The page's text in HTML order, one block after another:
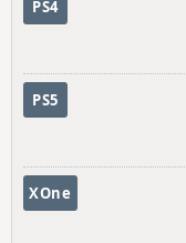
PS4
PS5
XOne